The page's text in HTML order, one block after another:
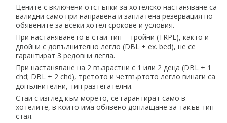
Цените с включени отстъпки за хотелско настаняване са
валидни само при направена и заплатена резервация по
обявените за всеки хотел срокове и условия.
При настаняването в стаи тип – тройни (TRPL), както и
двойни с допълнително легло (DBL + ex. bed), не се
гарантират 3 редовни легла.
При настаняване на 2 възрастни с 1 или 2 деца (DBL + 1
chd; DBL + 2 chd), третото и четвъртото легло винаги са
допълнителни, тип разтегателни.
Стаи с изглед към морето, се гарантират само в
хотелите, в които има обявено доплащане за такъв тип
стая.